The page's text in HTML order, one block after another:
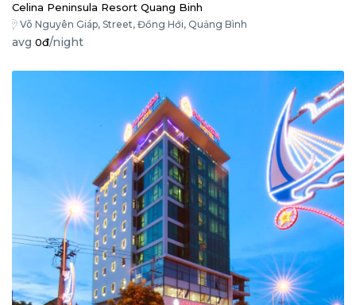
Celina Peninsula Resort Quang Binh
Võ Nguyên Giáp, Street, Đồng Hới, Quảng Bình
avg 0đ/night